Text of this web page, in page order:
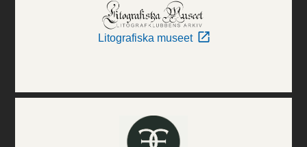
Litografiska museet